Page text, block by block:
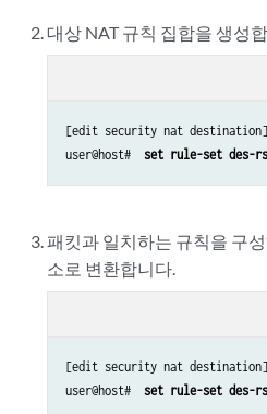
대상 NAT 규칙 집합을 생성
[edit security nat destination]
user@host# set rule-set des-
패킷과 일치하는 규칙을 구
소로 변환합니다.
[edit security nat destination]
user@host# set rule-set des-